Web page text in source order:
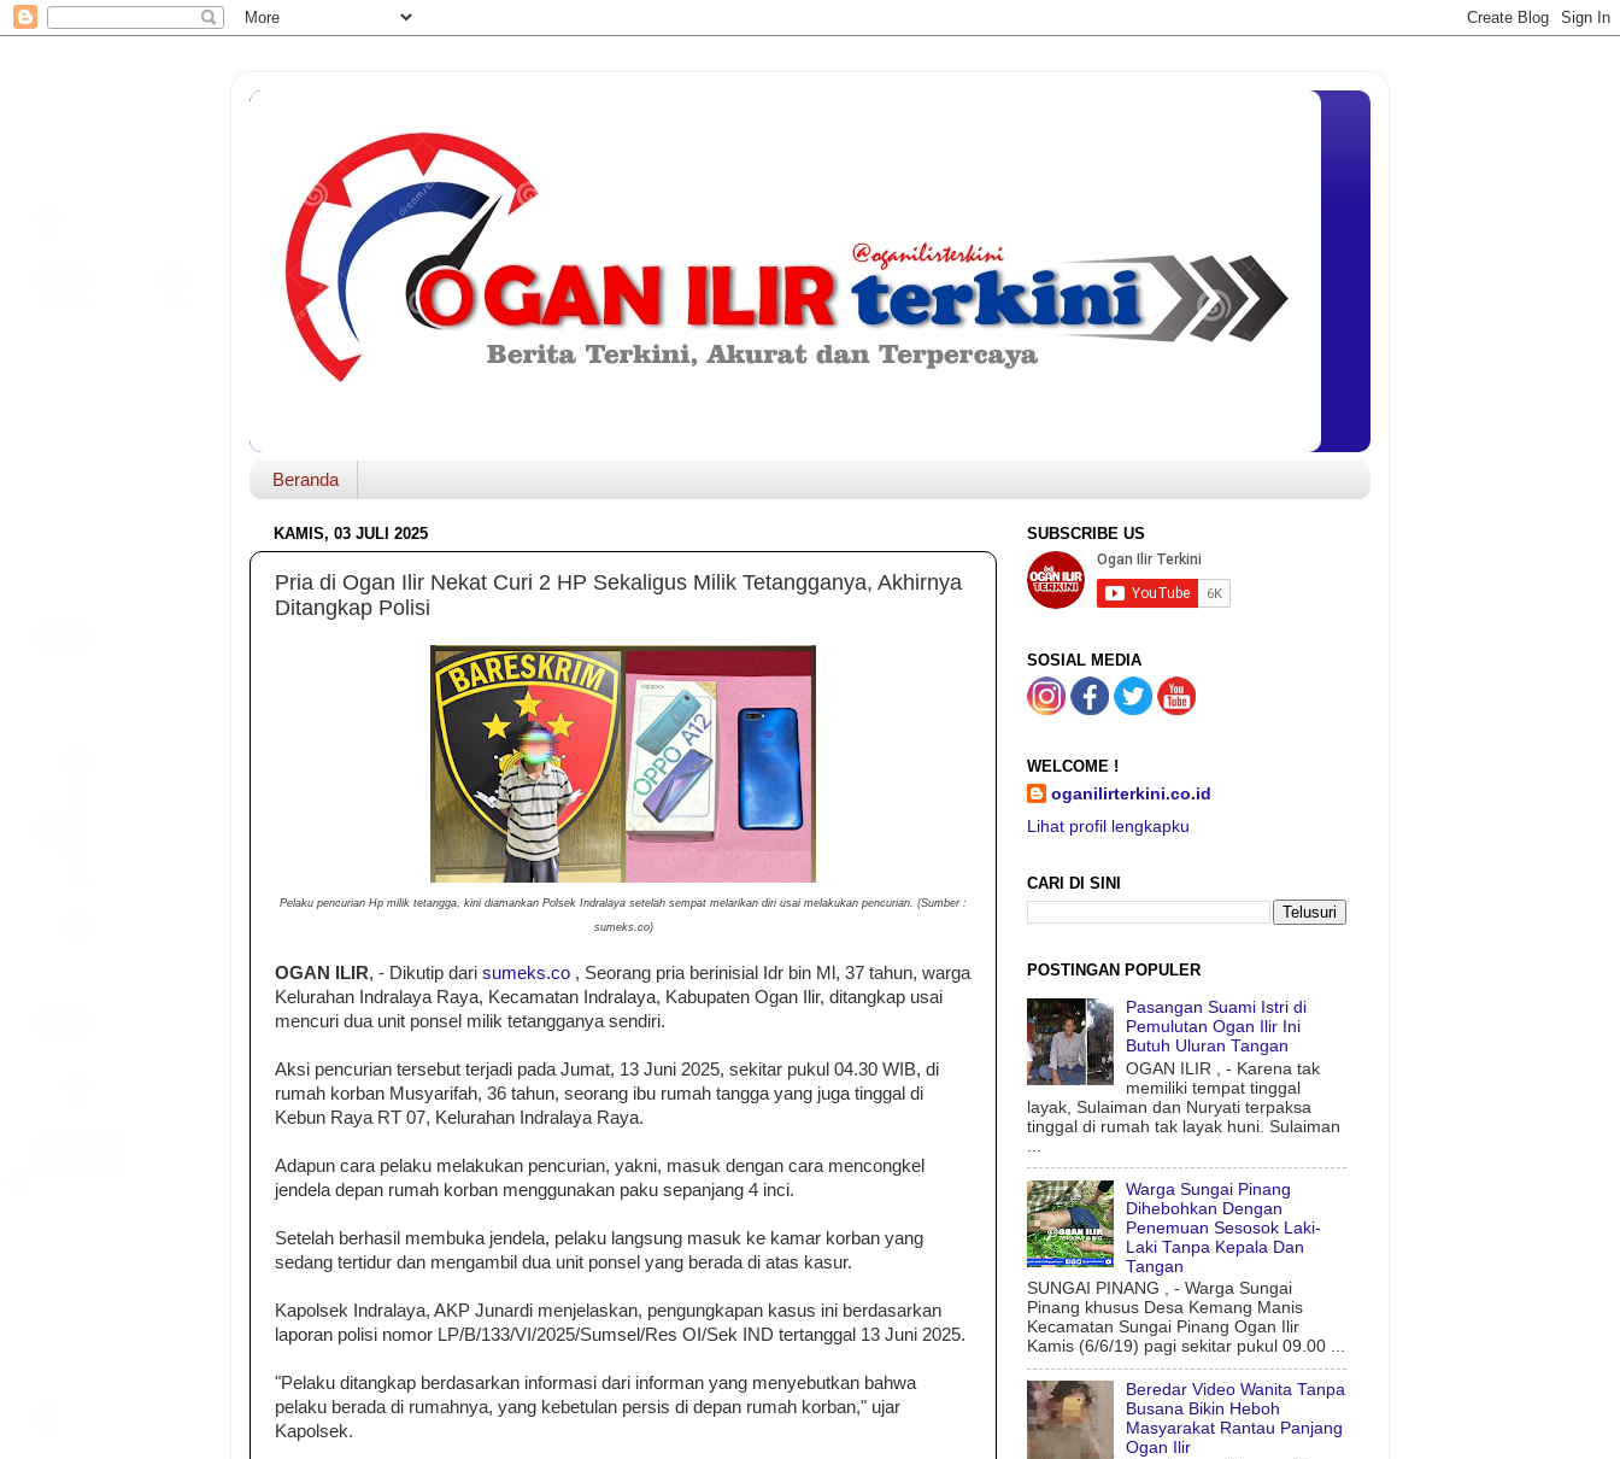
Beranda
KAMIS, 03 JULI 2025
Pria di Ogan Ilir Nekat Curi 2 HP Sekaligus Milik Tetangganya, Akhirnya
Ditangkap Polisi
Pelaku pencurian Hp milik tetangga, kini diamankan Polsek Indralaya setelah sempat melarikan diri usai melakukan pencurian. (Sumber :
sumeks.co)
OGAN ILIR, - Dikutip dari sumeks.co , Seorang pria berinisial Idr bin Ml, 37 tahun, warga
Kelurahan Indralaya Raya, Kecamatan Indralaya, Kabupaten Ogan Ilir, ditangkap usai
mencuri dua unit ponsel milik tetangganya sendiri.
Aksi pencurian tersebut terjadi pada Jumat, 13 Juni 2025, sekitar pukul 04.30 WIB, di
rumah korban Musyarifah, 36 tahun, seorang ibu rumah tangga yang juga tinggal di
Kebun Raya RT 07, Kelurahan Indralaya Raya.
Adapun cara pelaku melakukan pencurian, yakni, masuk dengan cara mencongkel
jendela depan rumah korban menggunakan paku sepanjang 4 inci.
Setelah berhasil membuka jendela, pelaku langsung masuk ke kamar korban yang
sedang tertidur dan mengambil dua unit ponsel yang berada di atas kasur.
Kapolsek Indralaya, AKP Junardi menjelaskan, pengungkapan kasus ini berdasarkan
laporan polisi nomor LP/B/133/VI/2025/Sumsel/Res OI/Sek IND tertanggal 13 Juni 2025.
"Pelaku ditangkap berdasarkan informasi dari informan yang menyebutkan bahwa
pelaku berada di rumahnya, yang kebetulan persis di depan rumah korban," ujar
Kapolsek.
SUBSCRIBE US
SOSIAL MEDIA
WELCOME !
oganilirterkini.co.id
Lihat profil lengkapku
CARI DI SINI
POSTINGAN POPULER
Pasangan Suami Istri di
Pemulutan Ogan Ilir Ini
Butuh Uluran Tangan
OGAN ILIR , - Karena tak
memiliki tempat tinggal
layak, Sulaiman dan Nuryati terpaksa
tinggal di rumah tak layak huni. Sulaiman
Warga Sungai Pinang
Dihebohkan Dengan
Penemuan Sesosok Laki-
Laki Tanpa Kepala Dan
Tangan
SUNGAI PINANG , - Warga Sungai
Pinang khusus Desa Kemang Manis
Kecamatan Sungai Pinang Ogan Ilir
Kamis (6/6/19) pagi sekitar pukul 09.00 ...
Beredar Video Wanita Tanpa
Busana Bikin Heboh
Masyarakat Rantau Panjang
Ogan Ilir